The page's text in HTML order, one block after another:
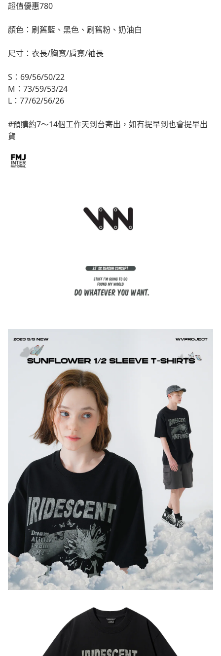
超值優惠780
顏色：刷舊藍、黑色、刷舊粉、奶油白
尺寸：衣長/胸寬/肩寬/袖長
S：69/56/50/22
M：73/59/53/24
L：77/62/56/26
#預購約7～14個工作天到台寄出，如有提早到也會提早出
貨